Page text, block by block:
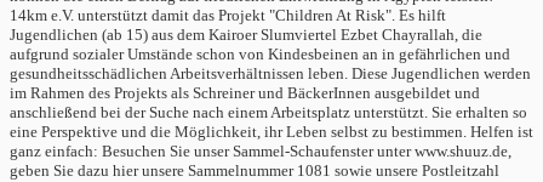
14km e.V. unterstützt damit das Projekt "Children At Risk". Es hilft
Jugendlichen (ab 15) aus dem Kairoer Slumviertel Ezbet Chayrallah, die
aufgrund sozialer Umstände schon von Kindesbeinen an in gefährlichen und
gesundheitsschädlichen Arbeitsverhältnissen leben. Diese Jugendlichen werden
im Rahmen des Projekts als Schreiner und BäckerInnen ausgebildet und
anschließend bei der Suche nach einem Arbeitsplatz unterstützt. Sie erhalten so
eine Perspektive und die Möglichkeit, ihr Leben selbst zu bestimmen. Helfen ist
ganz einfach: Besuchen Sie unser Sammel-Schaufenster unter www.shuuz.de,
geben Sie dazu hier unsere Sammelnummer 1081 sowie unsere Postleitzahl